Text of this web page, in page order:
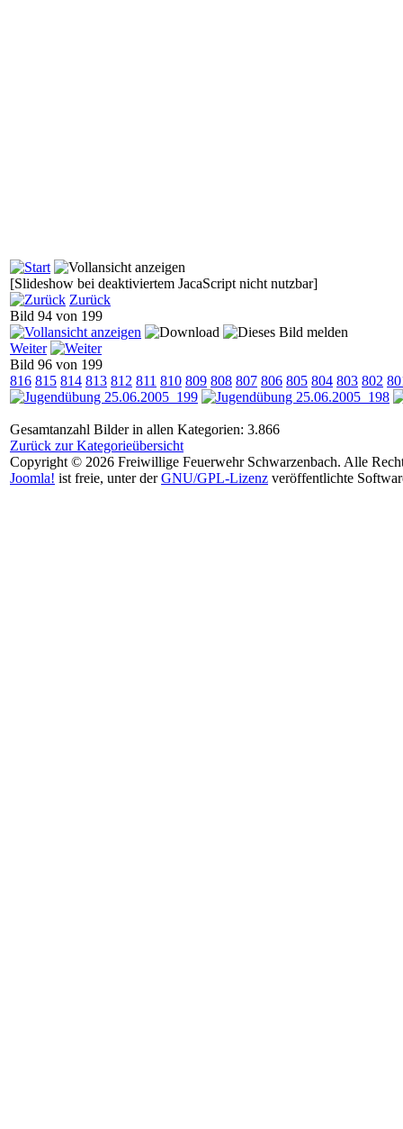
[Slideshow bei deaktiviertem JacaScript nicht nutzbar]
Zurück
Bild 94 von 199
Weiter
Bild 96 von 199
816 815 814 813 812 811 810 809 808 807 806 805 804 803 802
Gesamtanzahl Bilder in allen Kategorien: 3.866
Zurück zur Kategorieübersicht
Copyright © 2026 Freiwillige Feuerwehr Schwarzenbach. Alle
Joomla! ist freie, unter derGNU/GPL-Lizenz veröffentlichte